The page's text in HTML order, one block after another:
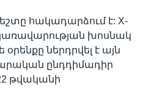
հակադարձում է: X-
խոսնակ
օրենքը ներդրվել է այն
ընդդիմադիր
թվականի